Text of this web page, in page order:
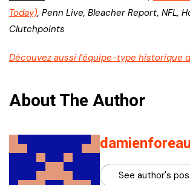
Today), Penn Live, Bleacher Report, NFL,
Clutchpoints
Découvez aussi l’équipe-type historique
About The Author
damienforeau
See author's